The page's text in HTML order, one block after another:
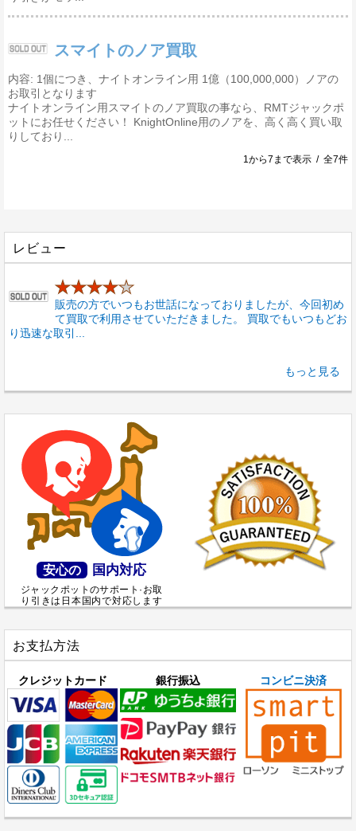
スマイトのノア買取
内容: 1個につき、ナイトオンライン用 1億（100,000,000）ノアの
お取引となります
ナイトオンライン用スマイトのノア買取の事なら、RMTジャックポ
ットにお任せください！ KnightOnline用のノアを、高く高く買い取
りしており...
1から7まで表示 / 全7件
レビュー
★★★★★
販売の方でいつもお世話になっておりましたが、今回初め
て買取で利用させていただきました。 買取でもいつもどお
り迅速な取引...
もっと見る
安心の 国内対応
ジャックポットのサポート·お取
り引きは日本国内で対応します
お支払方法
クレジットカード 銀行振込 コンビニ決済